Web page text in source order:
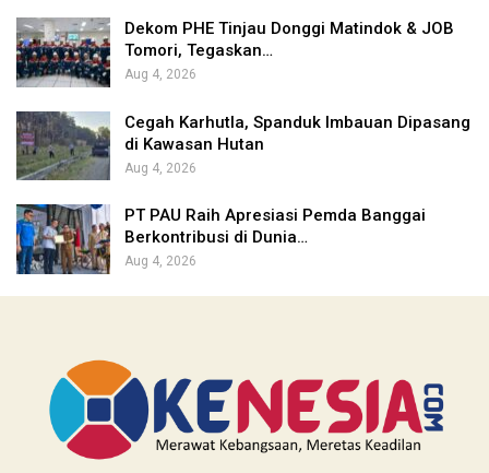
Dekom PHE Tinjau Donggi Matindok & JOB
Tomori, Tegaskan…
Aug 4, 2026
Cegah Karhutla, Spanduk Imbauan Dipasang
di Kawasan Hutan
Aug 4, 2026
PT PAU Raih Apresiasi Pemda Banggai
Berkontribusi di Dunia…
Aug 4, 2026